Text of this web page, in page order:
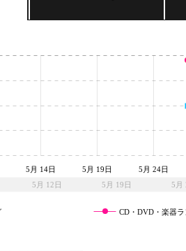
5月 12日 5月 19日 5月
5月 14日 5月 19日 5月 24日
CD・DVD・楽器